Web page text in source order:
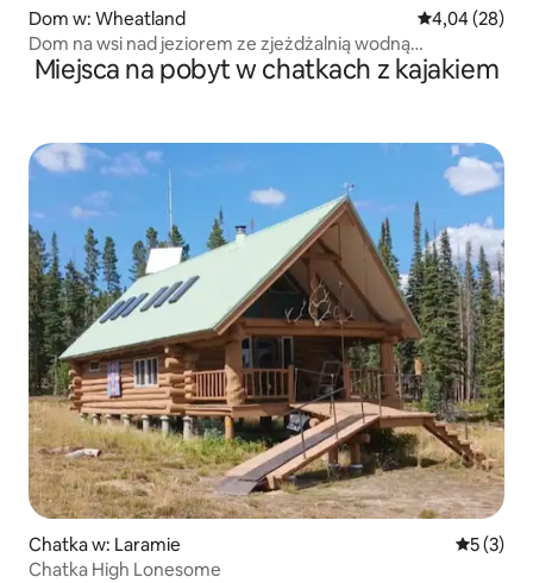
Dom w: Wheatland Średnia
4,04 (28)
Dom na wsi nad jeziorem ze zjeżdżalnią wodną
i trampoliną
Miejsca na pobyt w chatkach z kajakiem
Chatka w: Laramie Średnia
5 (3)
Chatka High Lonesome